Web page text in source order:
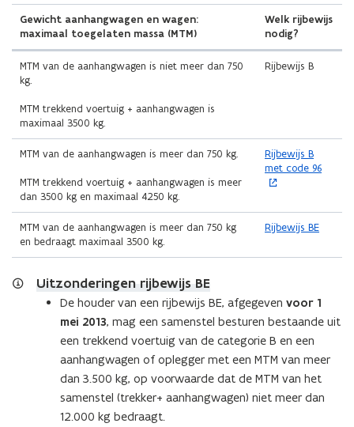
een
vergrote
weergave)
Gewicht aanhangwagen en wagen:
maximaal toegelaten massa (MTM)
Welk rijbewijs
nodig?
MTM van de aanhangwagen is niet meer dan 750
kg.
MTM trekkend voertuig + aanhangwagen is
maximaal 3500 kg.
Rijbewijs B
MTM van de aanhangwagen is meer dan 750 kg.
MTM trekkend voertuig + aanhangwagen is meer
dan 3500 kg en maximaal 4250 kg.
Rijbewijs B
met code 96
(
o
n
t
u
w
v
n
s
t
MTM van de aanhangwagen is meer dan 750 kg
en bedraagt maximaal 3500 kg.
Rijbewijs BE
Uitzonderingen rijbewijs BE
De houder van een rijbewijs BE, afgegeven voor 1
mei 2013, mag een samenstel besturen bestaande uit
een trekkend voertuig van de categorie B en een
aanhangwagen of oplegger met een MTM van meer
dan 3.500 kg, op voorwaarde dat de MTM van het
samenstel (trekker+ aanhangwagen) niet meer dan
12.000 kg bedraagt.